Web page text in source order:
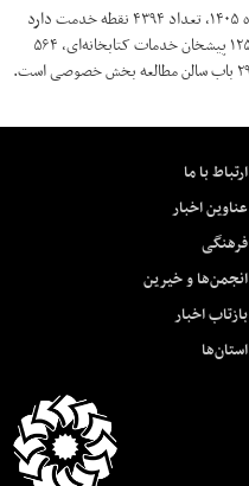
نهاد کتابخانه‌های عمومی کشور تا پایان خردادماه ۱۴۰۵، تعداد ۴۳۹۴ نقطه خدمت دارد
که از این تعداد، ۲۲۸۴ باب کتابخانه عمومی، ۱۲۵۵ پیشخان خدمات کتابخانه‌ای، ۵۶۴
ارتباط با ما
عناوین اخبار
فرهنگی
انجمن‌ها و خیرین
بازتاب اخبار
استان‌ها